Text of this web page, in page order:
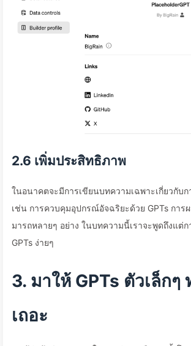
2.6 เพิ่มประสิทธิภาพ
ในอนาคตจะมีการเขียนบทความเฉพาะเกี่ยวกับก
เช่น การควบคุมอุปกรณ์อัจฉริยะด้วย GPTs การ
มารถหลายๆ อย่าง ในบทความนี้เราจะพูดถึงแต่
GPTs ง่ายๆ
3. มาให้ GPTs ตัวเล็กๆ
เถอะ